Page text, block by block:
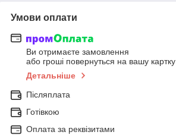
Умови оплати
Ви отримаєте замовлення
або гроші повернуться на вашу картку
Детальніше
Післяплата
Готівкою
Оплата за реквізитами